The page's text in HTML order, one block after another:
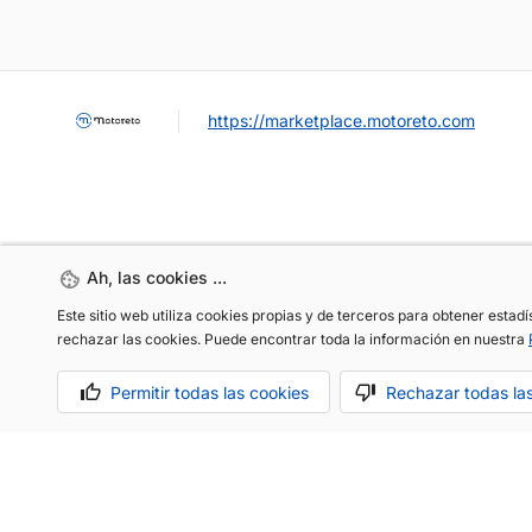
Ah, las cookies ...
Este sitio web utiliza cookies propias y de terceros para obtener
rechazar las cookies. Puede encontrar toda la información en nuestra
Permitir todas las cookies Rechazar todas
Ah, las cookies ...
Este sitio web utiliza cookies propias y de terceros para obtener
rechazar las cookies. Puede encontrar toda la información en nuestra
Permitir todas las cookies Rechazar todas
https://marketplace.motoreto.com
OCASIÓN / KM0 VENDER MI COCHE CONTACTO
Aviso legal Política de cookies Política de privacidad